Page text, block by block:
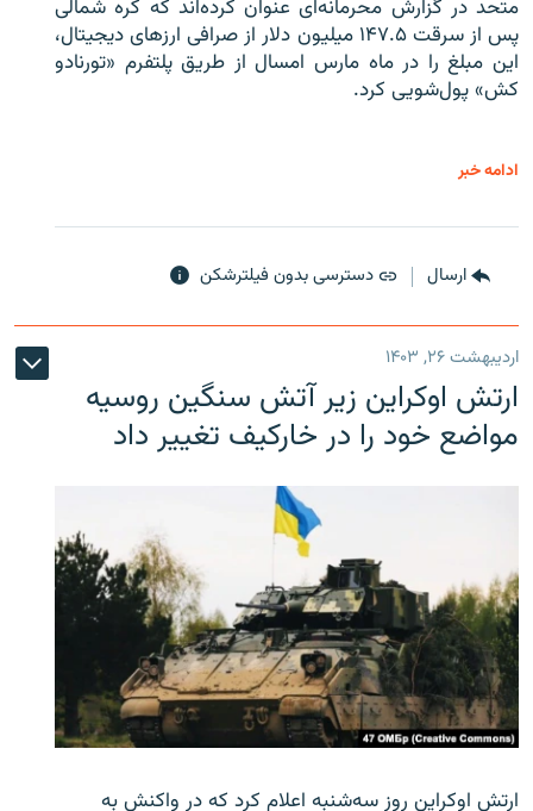
متحد در گزارش محرمانه‌ای عنوان کرده‌اند که کره شمالی
پس از سرقت ۱۴۷.۵ میلیون دلار از صرافی ارزهای دیجیتال،
این مبلغ را در ماه مارس امسال از طریق پلتفرم «تورنادو
کش» پول‌شویی کرد.
ادامه خبر
ارسال دسترسی بدون فیلترشکن
اردیبهشت ۲۶, ۱۴۰۳
ارتش اوکراین زیر آتش سنگین روسیه
مواضع خود را در خارکیف تغییر داد
ارتش اوکراین روز سه‌شنبه اعلام کرد که در واکنش به